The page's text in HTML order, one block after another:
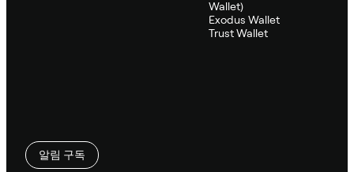
Wallet)
Exodus Wallet
Trust Wallet
알림 구독